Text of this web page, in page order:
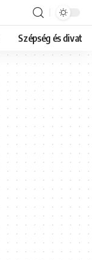
Szépség és divat